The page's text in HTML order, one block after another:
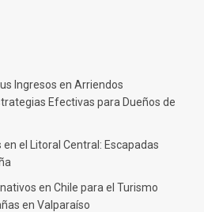
Ingresos en Arriendos
Efectivas para Dueños de
en el Litoral Central: Escapadas
en Chile para el Turismo
en Valparaíso